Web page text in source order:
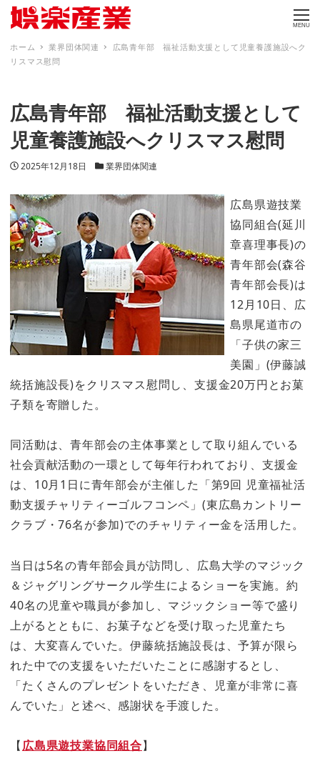
MENU
ホーム 業界団体関連
広島青年部 福祉活動支援として児童養護施設へク
リスマス慰問
広島青年部 福祉活動支援として
児童養護施設へクリスマス慰問
投稿日
2025年12月18日 カテゴリー
業界団体関連
広島県遊技業
協同組合(延川
章喜理事長)の
青年部会(森谷
青年部会長)は
12月10日、広
島県尾道市の
「子供の家三
美園」(伊藤誠
統括施設長)をクリスマス慰問し、支援金20万円とお菓
子類を寄贈した。
同活動は、青年部会の主体事業として取り組んでいる
社会貢献活動の一環として毎年行われており、支援金
は、10月1日に青年部会が主催した「第9回 児童福祉活
動支援チャリティーゴルフコンペ」(東広島カントリー
クラブ・76名が参加)でのチャリティー金を活用した。
当日は5名の青年部会員が訪問し、広島大学のマジック
＆ジャグリングサークル学生によるショーを実施。約
40名の児童や職員が参加し、マジックショー等で盛り
上がるとともに、お菓子などを受け取った児童たち
は、大変喜んでいた。伊藤統括施設長は、予算が限ら
れた中での支援をいただいたことに感謝するとし、
「たくさんのプレゼントをいただき、児童が非常に喜
んでいた」と述べ、感謝状を手渡した。
【広島県遊技業協同組合】